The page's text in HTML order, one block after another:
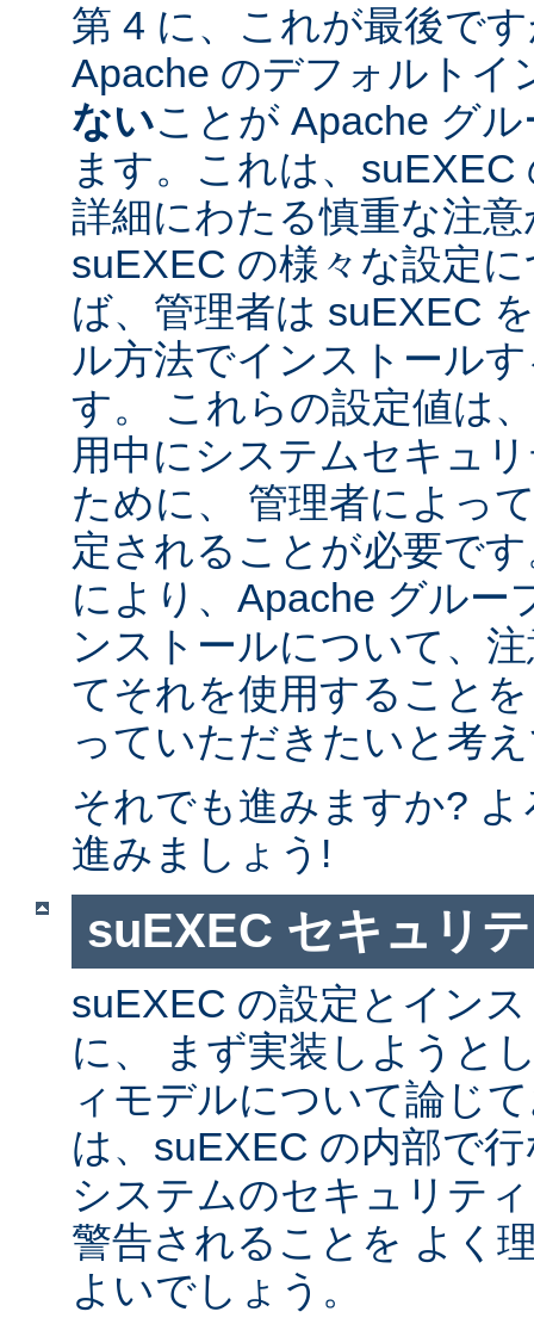
第 4 に、これが最後で
Apache のデフォルトイ
ないことが Apache グ
ます。これは、
詳細にわたる慎重な注
suEXEC の様々な設定
ば、管理者は suEXEC
ル方法でインストール
す。 これらの設定値は
用中にシステムセキュ
ために、 管理者によっ
定されることが必要で
により、Apache グルー
ンストールについて、
てそれを使用すること
っていただきたいと考
それでも進みますか?
進みましょう!
suEXEC セキュリ
suEXEC の設定とイン
に、 まず実装しようと
ィモデルについて論じ
は、suEXEC の内部で
システムのセキュリテ
警告されることを よく
よいでしょう。